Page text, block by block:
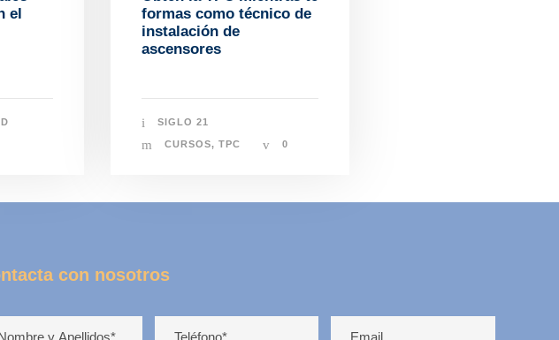
el
formas como técnico de
instalación de
ascensores
SIGLO 21
CURSOS, TPC 0
con nosotros